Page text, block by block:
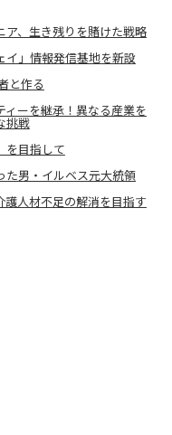
、生き残りを賭けた戦略
イ」情報発信基地を新設
と作る
ーを継承！異なる産業を
挑戦
を目指して
た男・イルベス元大統領
人材不足の解消を目指す